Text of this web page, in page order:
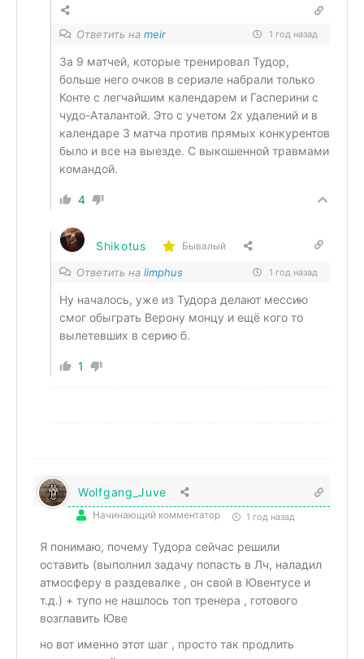
Ответить на meir 1 год назад
За 9 матчей, которые тренировал Тудор,
больше него очков в сериале набрали только
Конте с легчайшим календарем и Гасперини с
чудо-Аталантой. Это с учетом 2х удалений и в
календаре 3 матча против прямых конкурентов
было и все на выезде. С выкошенной травмами
командой.
4
Shikotus Бывалый
Ответить на limphus 1 год назад
Ну началось, уже из Тудора делают мессию
смог обыграть Верону монцу и ещё кого то
вылетевших в серию б.
1
Wolfgang_Juve
Начинающий комментатор 1 год назад
Я понимаю, почему Тудора сейчас решили
оставить (выполнил задачу попасть в Лч, наладил
атмосферу в раздевалке , он свой в Ювентусе и
т.д.) + тупо не нашлось топ тренера , готового
возглавить Юве
но вот именно этот шаг , просто так продлить